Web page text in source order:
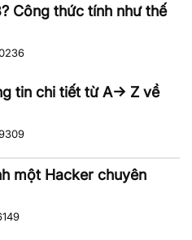
Công thức tính như thế
tin chi tiết từ A-> Z về
một Hacker chuyên